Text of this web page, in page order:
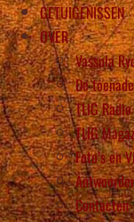
GETUIGENISSEN
OVER
Vassula
De
TLIG Radio
TLIG
Foto’s en
Contacten